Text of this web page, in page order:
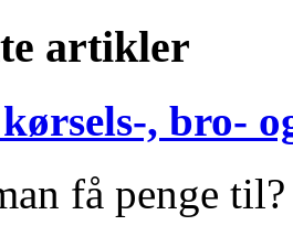
artikler
, bro-
få penge til?